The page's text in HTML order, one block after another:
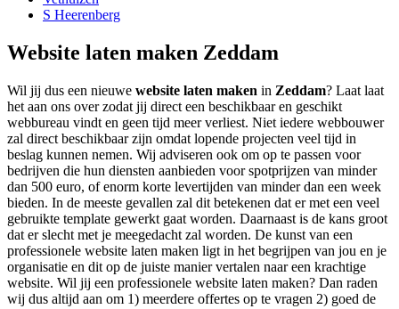
S Heerenberg
Website laten maken Zeddam
Wil jij dus een nieuwe website laten maken in Zeddam? Laat laat
het aan ons over zodat jij direct een beschikbaar en geschikt
webbureau vindt en geen tijd meer verliest. Niet iedere webbouwer
zal direct beschikbaar zijn omdat lopende projecten veel tijd in
beslag kunnen nemen. Wij adviseren ook om op te passen voor
bedrijven die hun diensten aanbieden voor spotprijzen van minder
dan 500 euro, of enorm korte levertijden van minder dan een week
bieden. In de meeste gevallen zal dit betekenen dat er met een veel
gebruikte template gewerkt gaat worden. Daarnaast is de kans groot
dat er slecht met je meegedacht zal worden. De kunst van een
professionele website laten maken ligt in het begrijpen van jou en je
organisatie en dit op de juiste manier vertalen naar een krachtige
website. Wil jij een professionele website laten maken? Dan raden
wij dus altijd aan om 1) meerdere offertes op te vragen 2) goed de